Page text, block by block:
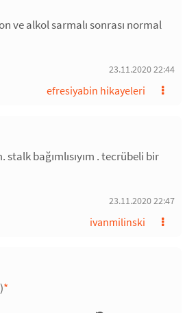
ve alkol sarmalı sonrası normal
23.11.2020 22:44
efresiyabin hikayeleri
stalk bağımlısıyım . tecrübeli bir
23.11.2020 22:47
ivanmilinski
)*